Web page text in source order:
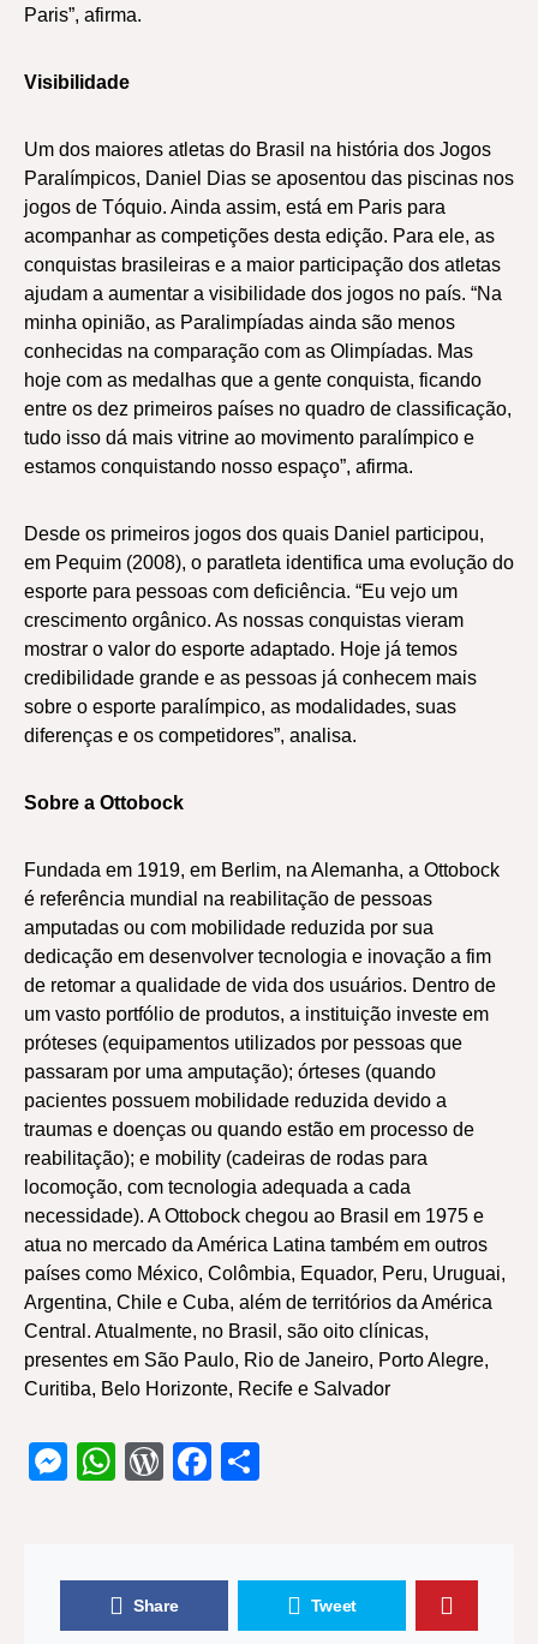
Paris”, afirma.
Visibilidade
Um dos maiores atletas do Brasil na história dos Jogos
Paralímpicos, Daniel Dias se aposentou das piscinas nos
jogos de Tóquio. Ainda assim, está em Paris para
acompanhar as competições desta edição. Para ele, as
conquistas brasileiras e a maior participação dos atletas
ajudam a aumentar a visibilidade dos jogos no país. “Na
minha opinião, as Paralimpíadas ainda são menos
conhecidas na comparação com as Olimpíadas. Mas
hoje com as medalhas que a gente conquista, ficando
entre os dez primeiros países no quadro de classificação,
tudo isso dá mais vitrine ao movimento paralímpico e
estamos conquistando nosso espaço”, afirma.
Desde os primeiros jogos dos quais Daniel participou,
em Pequim (2008), o paratleta identifica uma evolução do
esporte para pessoas com deficiência. “Eu vejo um
crescimento orgânico. As nossas conquistas vieram
mostrar o valor do esporte adaptado. Hoje já temos
credibilidade grande e as pessoas já conhecem mais
sobre o esporte paralímpico, as modalidades, suas
diferenças e os competidores”, analisa.
Sobre a Ottobock
Fundada em 1919, em Berlim, na Alemanha, a Ottobock
é referência mundial na reabilitação de pessoas
amputadas ou com mobilidade reduzida por sua
dedicação em desenvolver tecnologia e inovação a fim
de retomar a qualidade de vida dos usuários. Dentro de
um vasto portfólio de produtos, a instituição investe em
próteses (equipamentos utilizados por pessoas que
passaram por uma amputação); órteses (quando
pacientes possuem mobilidade reduzida devido a
traumas e doenças ou quando estão em processo de
reabilitação); e mobility (cadeiras de rodas para
locomoção, com tecnologia adequada a cada
necessidade). A Ottobock chegou ao Brasil em 1975 e
atua no mercado da América Latina também em outros
países como México, Colômbia, Equador, Peru, Uruguai,
Argentina, Chile e Cuba, além de territórios da América
Central. Atualmente, no Brasil, são oito clínicas,
presentes em São Paulo, Rio de Janeiro, Porto Alegre,
Curitiba, Belo Horizonte, Recife e Salvador
Messenger
WhatsApp
WordPress
Facebook
Share Tweet